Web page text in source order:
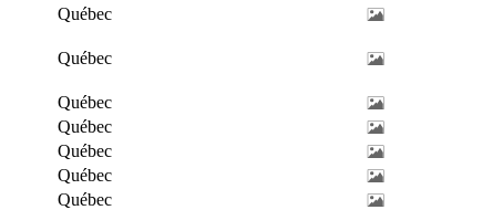
Québec
Québec
Québec
Québec
Québec
Québec
Québec